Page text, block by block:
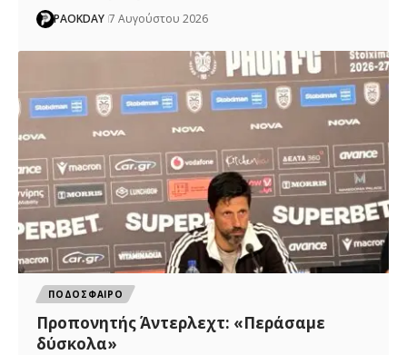
PAOKDAY 7 Αυγούστου 2026
ΠΟΔΟΣΦΑΙΡΟ
Προπονητής Άντερλεχτ: «Περάσαμε
δύσκολα»